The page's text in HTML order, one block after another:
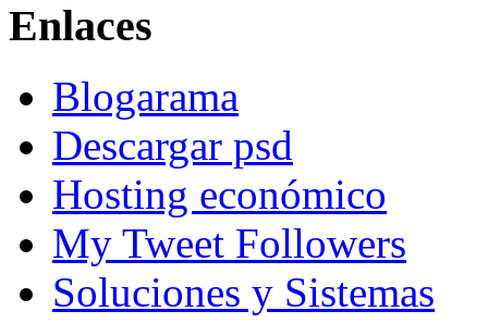
Enlaces
Blogarama
Descargar psd
Hosting económico
My Tweet Followers
Soluciones y Sistemas